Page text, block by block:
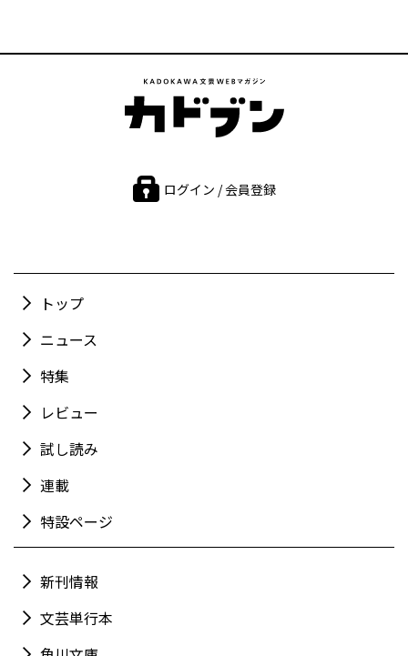
ログイン / 会員登録
トップ
ニュース
特集
レビュー
試し読み
連載
特設ページ
新刊情報
文芸単行本